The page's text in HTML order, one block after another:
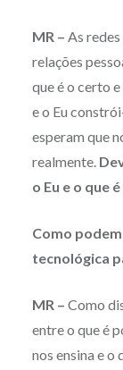
MR – As
relações
que é o certo
e o Eu
esperam que
realmente.
o Eu e o que
Como
tecnológica
MR – Como
entre o que é
nos ensina e o